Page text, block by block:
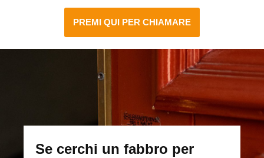
PREMI QUI PER CHIAMARE
Se cerchi un fabbro per